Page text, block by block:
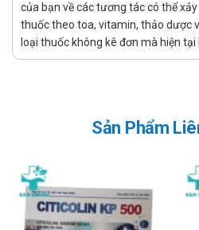
tượng nào?
Dùng cho người thiếu máu do
Người lớn : Uống 2 — 3 viên/
Uống trước bữa ăn. Tối đa
Phụ nữ có thai uống liều duy
kỳ mang thai.
của bạn về các tương tác có thể
thuốc theo toa, vitamin, thảo dược
loại thuốc không kê đơn mà hiện
Sản Phẩm